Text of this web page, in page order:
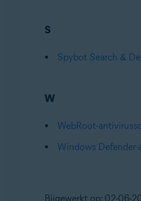
S
Spybot Search &
W
WebRoot-
Windows
Bijgewerkt op: 02-06-